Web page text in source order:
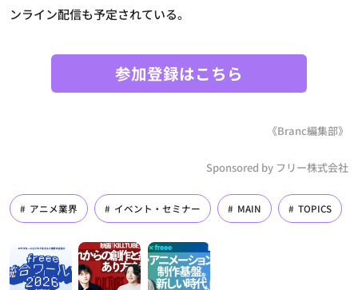
ンライン配信も予定されている。
参加登録はこちら
《Branc編集部》
Sponsored by フリー株式会社
アニメ業界 イベント・セミナー MAIN TOPICS